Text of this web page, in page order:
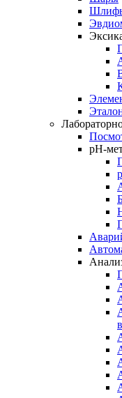
pH-